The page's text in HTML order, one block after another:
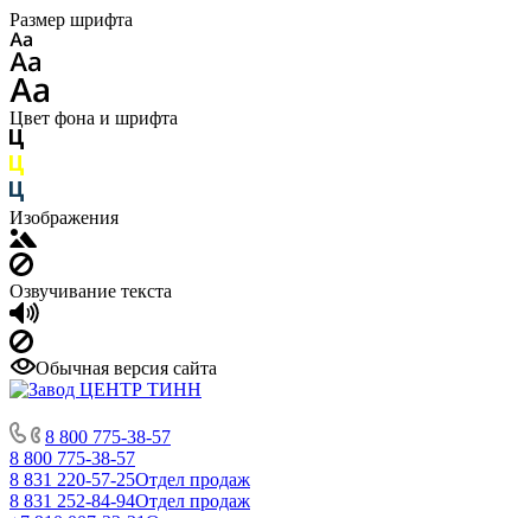
Размер шрифта
Цвет фона и шрифта
Изображения
Озвучивание текста
Обычная версия сайта
8 800 775-38-57
8 800 775-38-57
8 831 220-57-25Отдел продаж
8 831 252-84-94Отдел продаж